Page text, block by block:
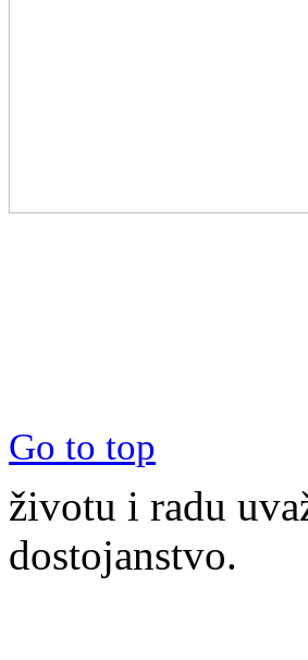
Go to top
životu i radu
dostojanstvo.